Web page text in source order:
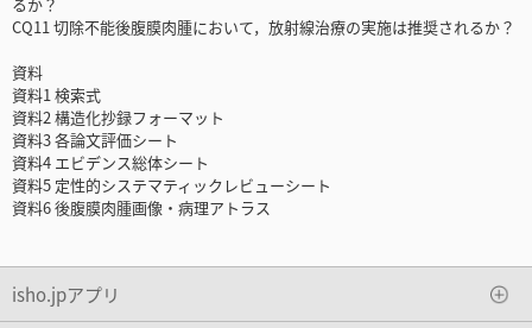
CQ11 切除不能後腹膜肉腫において，放射線治療の実施は推奨されるか？
資料
資料1 検索式
資料2 構造化抄録フォーマット
資料3 各論文評価シート
資料4 エビデンス総体シート
資料5 定性的システマティックレビューシート
資料6 後腹膜肉腫画像・病理アトラス
isho.jpアプリ